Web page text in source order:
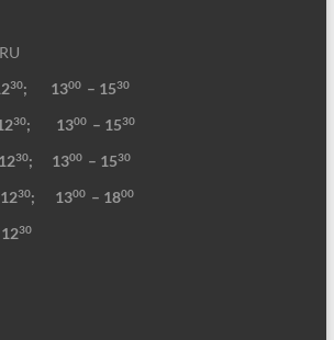
30; 1300 – 1530
30; 1300 – 1530
30; 1300 – 1530
30; 1300 – 1800
30